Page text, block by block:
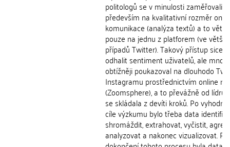
politologů se v minulosti zaměřovali
především na kvalitativní rozměr
komunikace (analýza textů) a to
pouze na jednu z platforem (ve
případů Twitter). Takový přístup sice
odhalit sentiment uživatelů, ale
obtížněji poukazoval na dlouhodo
Instagramu prostřednictvím online
(Zoomsphere), a to převážně od lídrů
se skládala z devíti kroků. Po
cíle výzkumu bylo třeba data
shromáždit, extrahovat, vyčistit,
analyzovat a nakonec vizualizovat. Po